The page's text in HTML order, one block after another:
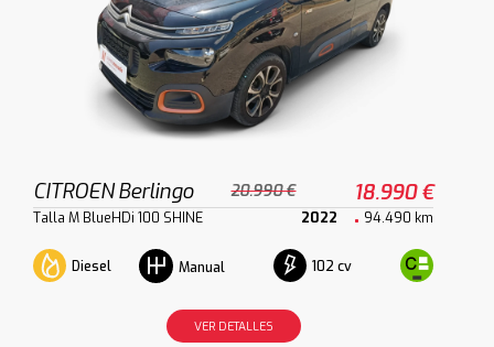
CITROEN Berlingo 20.990 € 18.990 €
Talla M BlueHDi 100 SHINE 2022 94.490 km
Diesel Manual 102 cv
VER DETALLES